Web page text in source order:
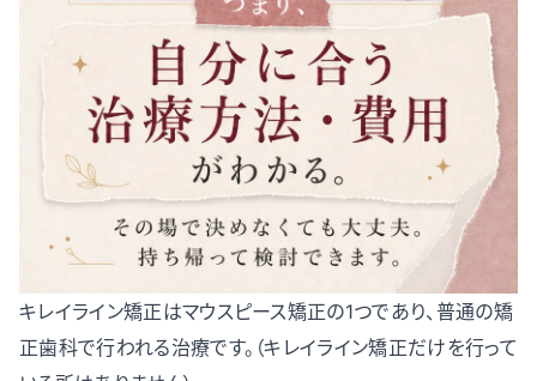
キレイライン矯正はマウスピース矯正の1つであり、普通の矯
正歯科で行われる治療です。（キレイライン矯正だけを行って